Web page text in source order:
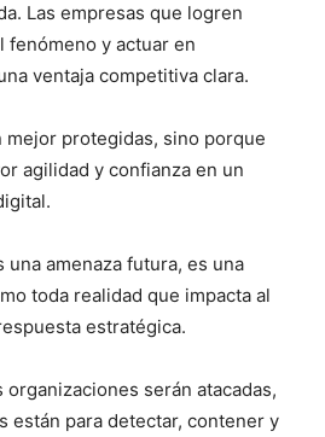
Las empresas que logren
y actuar en
ventaja competitiva clara.
mejor protegidas, sino porque
agilidad y confianza en un
una amenaza futura, es una
toda realidad que impacta al
estratégica.
organizaciones serán atacadas,
están para detectar, contener y